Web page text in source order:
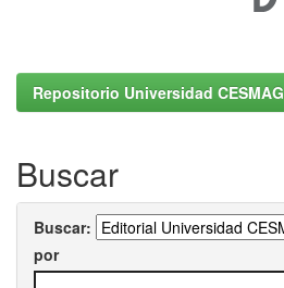
Repositorio Universidad CESMAG
Buscar
Buscar:
por